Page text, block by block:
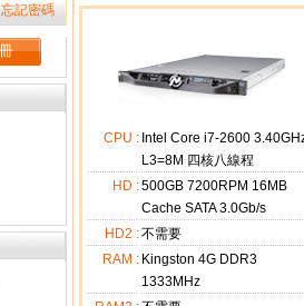
忘記密碼
CPU : Intel Core i7-2600
L3=8M 四核八線程
HD :500GB 7200RPM 16MB
Cache SATA 3.0Gb/s
HD2 :不需要
RAM : Kingston 4G DDR3
1333MHz